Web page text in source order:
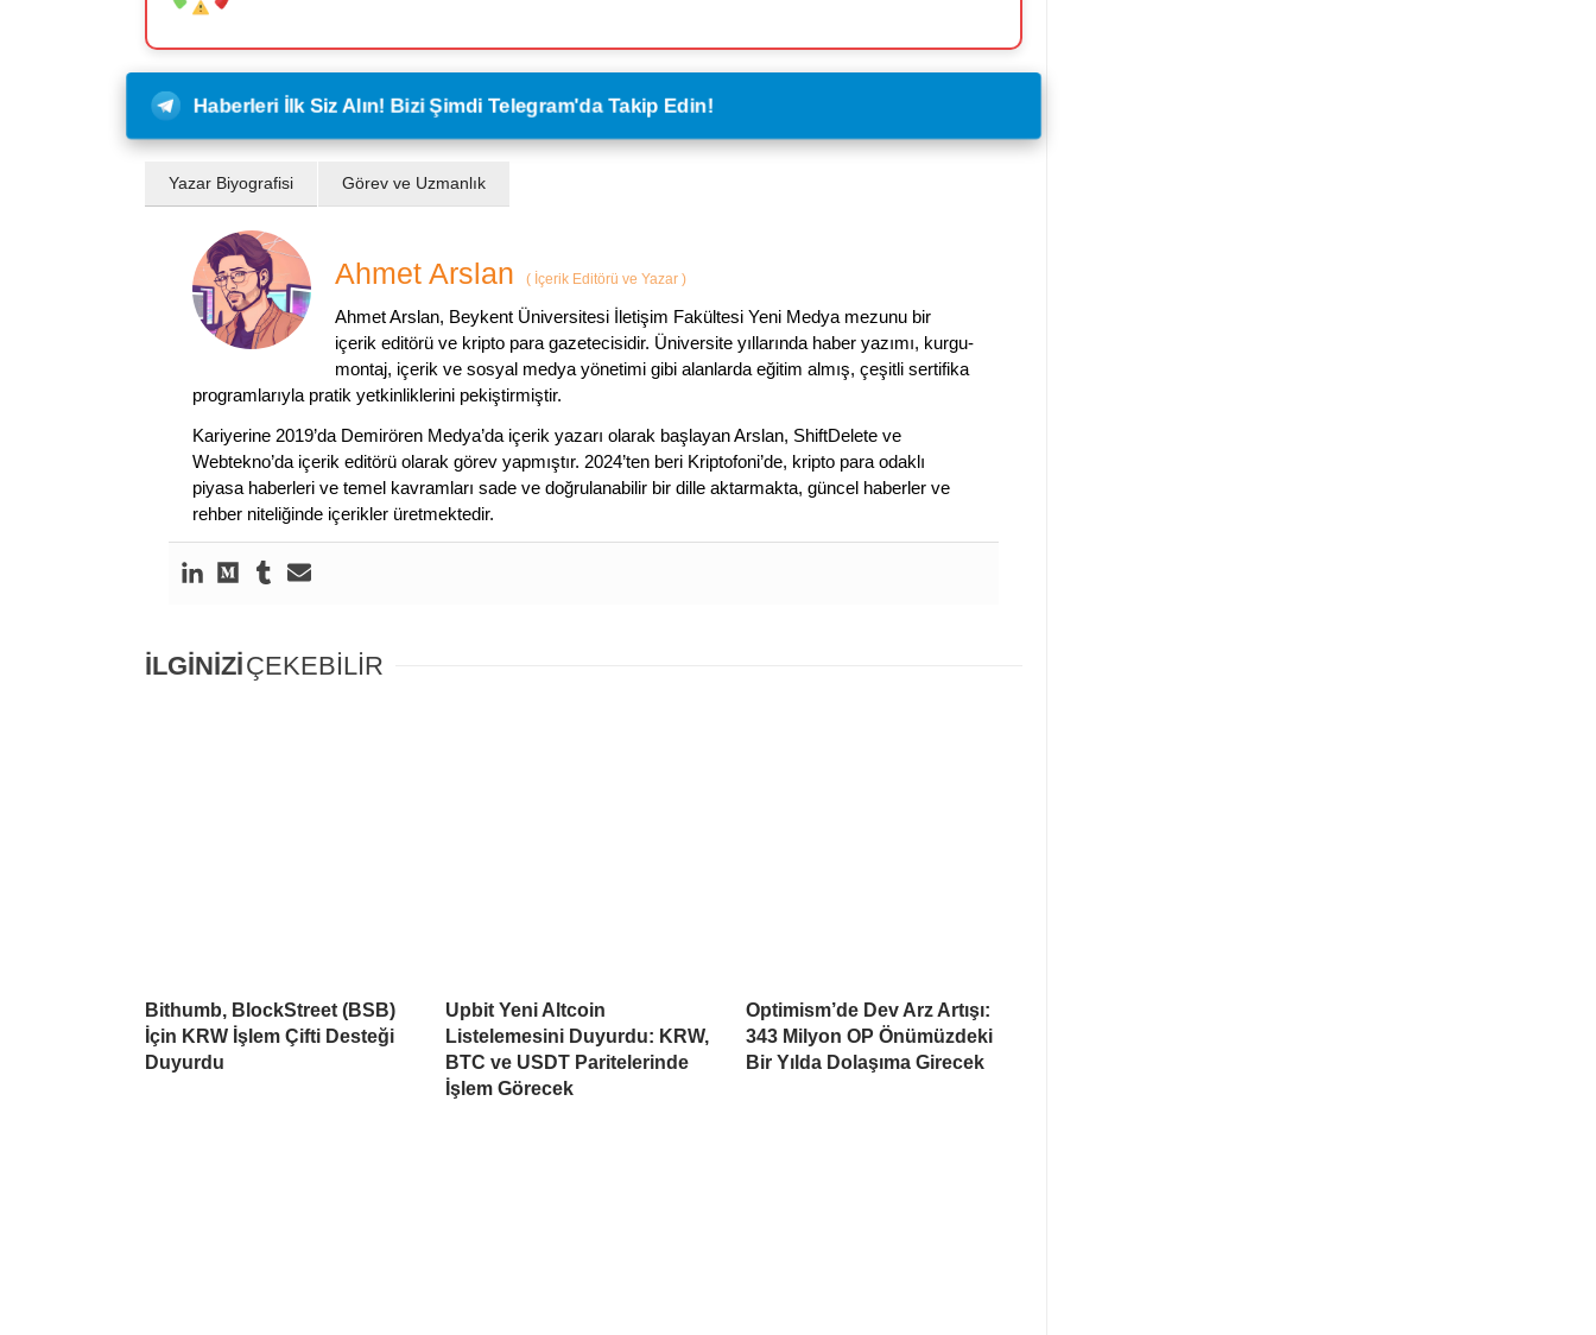
Haberleri İlk Siz Alın! Bizi Şimdi Telegram'da Takip Edin!
Yazar Biyografisi Görev ve Uzmanlık
Ahmet Arslan ( İçerik Editörü ve Yazar )
Ahmet Arslan, Beykent Üniversitesi İletişim Fakültesi Yeni Medya mezunu bir
içerik editörü ve kripto para gazetecisidir. Üniversite yıllarında haber yazımı, kurgu-
montaj, içerik ve sosyal medya yönetimi gibi alanlarda eğitim almış, çeşitli sertifika
programlarıyla pratik yetkinliklerini pekiştirmiştir.
Kariyerine 2019’da Demirören Medya’da içerik yazarı olarak başlayan Arslan, ShiftDelete ve
Webtekno’da içerik editörü olarak görev yapmıştır. 2024’ten beri Kriptofoni’de, kripto para odaklı
piyasa haberleri ve temel kavramları sade ve doğrulanabilir bir dille aktarmakta, güncel haberler ve
rehber niteliğinde içerikler üretmektedir.
İLGİNİZİÇEKEBİLİR
Bithumb, BlockStreet (BSB)
İçin KRW İşlem Çifti Desteği
Duyurdu
Upbit Yeni Altcoin
Listelemesini Duyurdu: KRW,
BTC ve USDT Paritelerinde
İşlem Görecek
Optimism’de Dev Arz Artışı:
343 Milyon OP Önümüzdeki
Bir Yılda Dolaşıma Girecek